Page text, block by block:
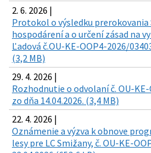
2. 6. 2026 |
Protokol o výsledku prerokovania
hospodárení a o určení zásad na
Ľadová č.OU-KE-OOP4-2026/
(3,2 MB)
29. 4. 2026 |
Rozhodnutie o odvolaní č. OU-
zo dňa 14.04.2026. (3,4 MB)
22. 4. 2026 |
Oznámenie a výzva k obnove
lesy pre LC Smižany, č. OU-KE-